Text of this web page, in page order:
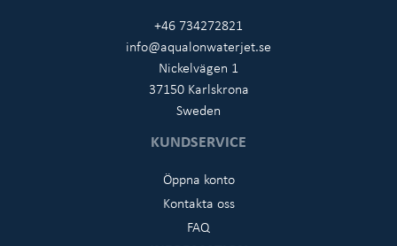
+46 734272821
info@aqualonwaterjet.se
Nickelvägen 1
37150 Karlskrona
Sweden
KUNDSERVICE
Öppna konto
Kontakta oss
FAQ